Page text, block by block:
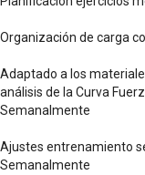
Organización de carga
Adaptado a los
análisis de la Curva
Semanalmente
Ajustes entrenamiento
Semanalmente